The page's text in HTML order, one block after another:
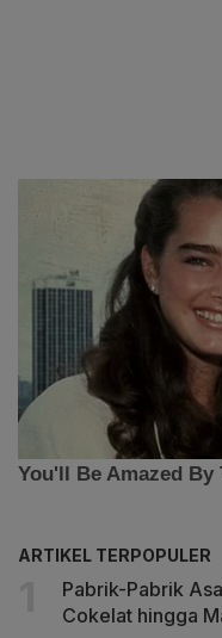
ARTIKEL TERPOPULER
Pabrik-Pabrik
Cokelat hingga